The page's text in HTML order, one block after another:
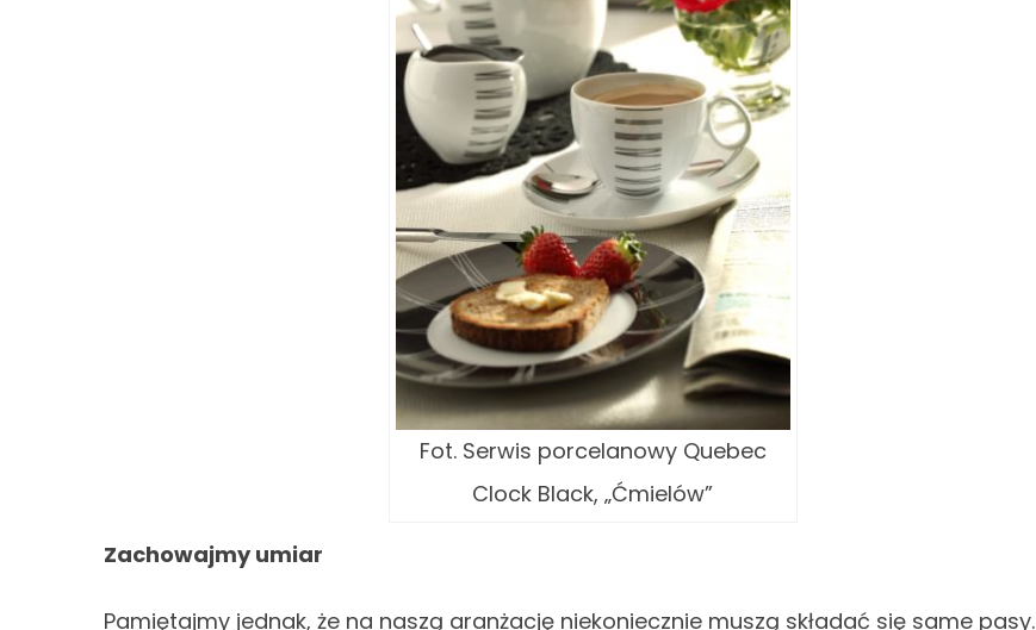
Fot. Serwis porcelanowy Quebec
Clock Black, „Ćmielów”
Zachowajmy umiar
Pamiętajmy jednak, że na naszą aranżację niekoniecznie muszą składać się same pasy.